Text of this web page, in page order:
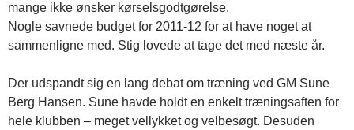
mange ikke ønsker kørselsgodtgørelse.
Nogle savnede budget for 2011-12 for at have noget at
sammenligne med. Stig lovede at tage det med næste år.
Der udspandt sig en lang debat om træning ved GM Sune
Berg Hansen. Sune havde holdt en enkelt træningsaften for
hele klubben – meget vellykket og velbesøgt. Desuden